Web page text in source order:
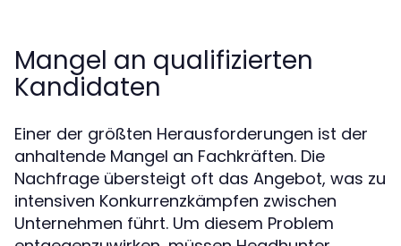
Mangel an qualifizierten
Kandidaten
Einer der größten Herausforderungen ist der
anhaltende Mangel an Fachkräften. Die
Nachfrage übersteigt oft das Angebot, was zu
intensiven Konkurrenzkämpfen zwischen
Unternehmen führt. Um diesem Problem